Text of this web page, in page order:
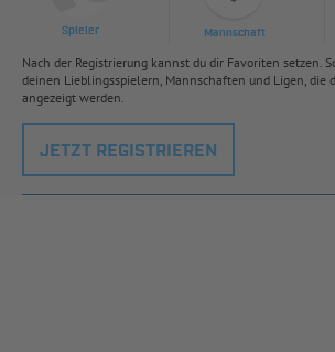
Spieler Mannschaft
Nach der Registrierung kannst du dir Favoriten setzen.
deinen Lieblingsspielern, Mannschaften und Ligen, die
angezeigt werden.
JETZT REGISTRIEREN